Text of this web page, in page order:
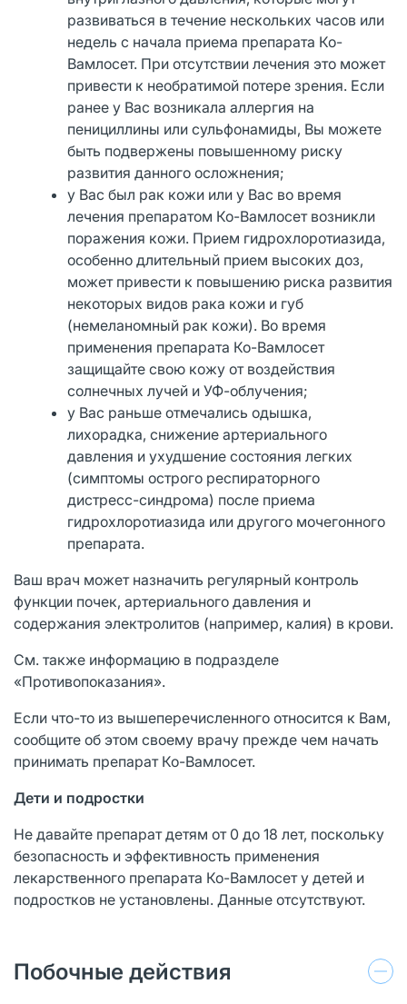
развиваться в течение нескольких часов или
недель с начала приема препарата Ко-
Вамлосет. При отсутствии лечения это может
привести к необратимой потере зрения. Если
ранее у Вас возникала аллергия на
пенициллины или сульфонамиды, Вы можете
быть подвержены повышенному риску
развития данного осложнения;
у Вас был рак кожи или у Вас во время
лечения препаратом Ко-Вамлосет возникли
поражения кожи. Прием гидрохлоротиазида,
особенно длительный прием высоких доз,
может привести к повышению риска развития
некоторых видов рака кожи и губ
(немеланомный рак кожи). Во время
применения препарата Ко-Вамлосет
защищайте свою кожу от воздействия
солнечных лучей и УФ-облучения;
у Вас раньше отмечались одышка,
лихорадка, снижение артериального
давления и ухудшение состояния легких
(симптомы острого респираторного
дистресс-синдрома) после приема
гидрохлоротиазида или другого мочегонного
препарата.
Ваш врач может назначить регулярный контроль
функции почек, артериального давления и
содержания электролитов (например, калия) в крови.
См. также информацию в подразделе
«Противопоказания».
Если что-то из вышеперечисленного относится к Вам,
сообщите об этом своему врачу прежде чем начать
принимать препарат Ко-Вамлосет.
Дети и подростки
Не давайте препарат детям от 0 до 18 лет, поскольку
безопасность и эффективность применения
лекарственного препарата Ко-Вамлосет у детей и
подростков не установлены. Данные отсутствуют.
Побочные действия